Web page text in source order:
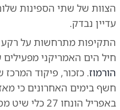
הצוות של שתי הספינות
עדיין נבדק.
התקיפות מתרחשות על רקע
חיל הים האמריקני מפעילים
הורמוז. כזכור, פיקוד
באפריל הונחו